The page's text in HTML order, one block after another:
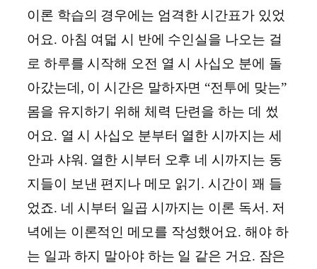
이론 학습의 경우에는 엄격한 시간표가 있었
어요. 아침 여덟 시 반에 수인실을 나오는 걸
로 하루를 시작해 오전 열 시 사십오 분에 돌
아갔는데, 이 시간은 말하자면 “전투에 맞는”
몸을 유지하기 위해 체력 단련을 하는 데 썼
어요. 열 시 사십오 분부터 열한 시까지는 세
안과 샤워. 열한 시부터 오후 네 시까지는 동
지들이 보낸 편지나 메모 읽기. 시간이 꽤 들
었죠. 네 시부터 일곱 시까지는 이론 독서. 저
녁에는 이론적인 메모를 작성했어요. 해야 하
는 일과 하지 말아야 하는 일 같은 거요. 잠은